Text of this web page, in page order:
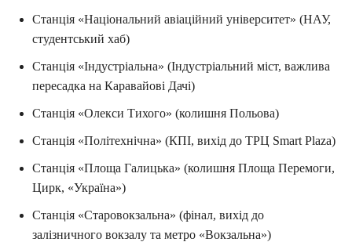
Станція «Національний авіаційний університет» (НАУ,
студентський хаб)
Станція «Індустріальна» (Індустріальний міст, важлива
пересадка на Каравайові Дачі)
Станція «Олекси Тихого» (колишня Польова)
Станція «Політехнічна» (КПІ, вихід до ТРЦ Smart Plaza)
Станція «Площа Галицька» (колишня Площа Перемоги,
Цирк, «Україна»)
Станція «Старовокзальна» (фінал, вихід до
залізничного вокзалу та метро «Вокзальна»)